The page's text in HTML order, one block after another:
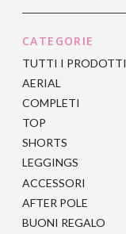
CATEGORIE
TUTTI I PRODOTTI
AERIAL
COMPLETI
TOP
SHORTS
LEGGINGS
ACCESSORI
AFTER POLE
BUONI REGALO